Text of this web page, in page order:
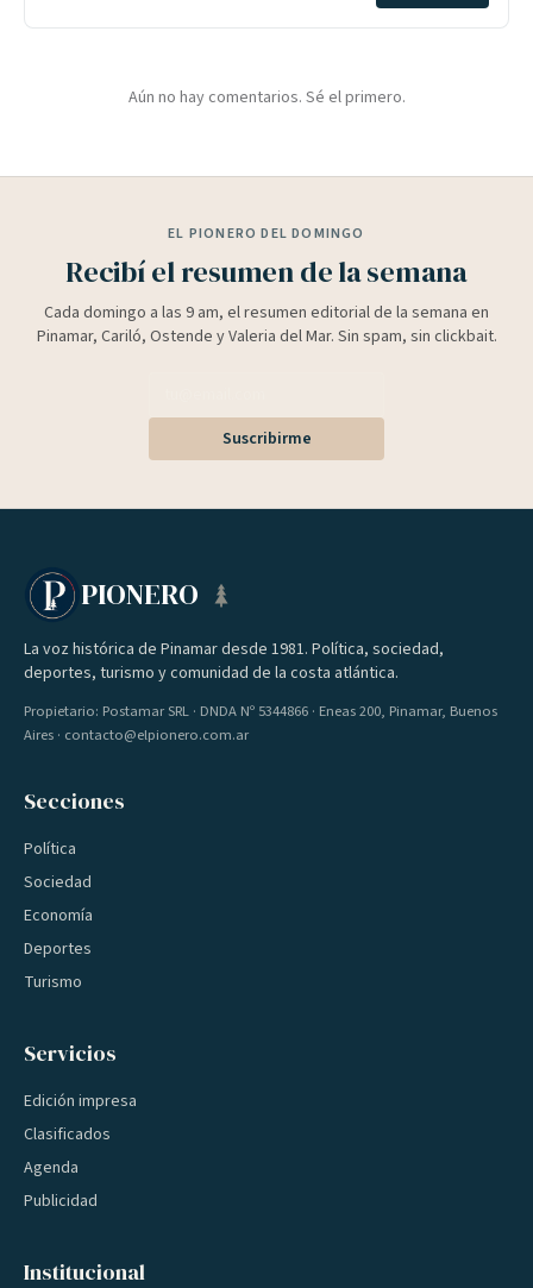
Aún no hay comentarios. Sé el primero.
EL PIONERO DEL DOMINGO
Recibí el resumen de la semana
Cada domingo a las 9 am, el resumen editorial de la semana en
Pinamar, Cariló, Ostende y Valeria del Mar. Sin spam, sin clickbait.
Suscribirme
PIONERO
La voz histórica de Pinamar desde 1981. Política, sociedad,
deportes, turismo y comunidad de la costa atlántica.
Propietario: Postamar SRL · DNDA Nº 5344866 · Eneas 200, Pinamar, Buenos
Aires · contacto@elpionero.com.ar
Secciones
Política
Sociedad
Economía
Deportes
Turismo
Servicios
Edición impresa
Clasificados
Agenda
Publicidad
Institucional